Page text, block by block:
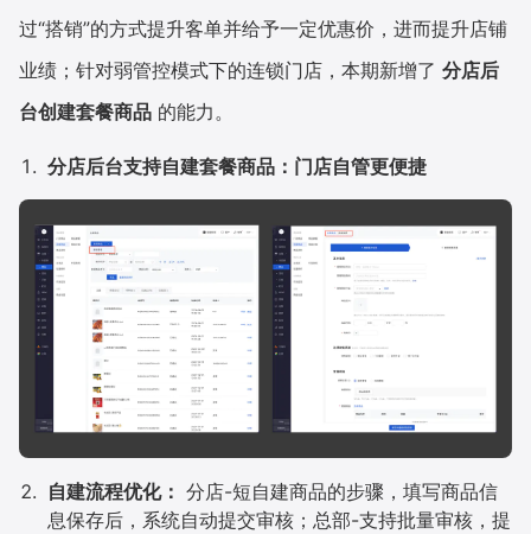
过“搭销”的方式提升客单并给予一定优惠价，进而提升店铺
业绩；针对弱管控模式下的连锁门店，本期新增了 分店后
台创建套餐商品 的能力。
分店后台支持自建套餐商品：门店自管更便捷
自建流程优化： 分店-短自建商品的步骤，填写商品信
息保存后，系统自动提交审核；总部-支持批量审核，提